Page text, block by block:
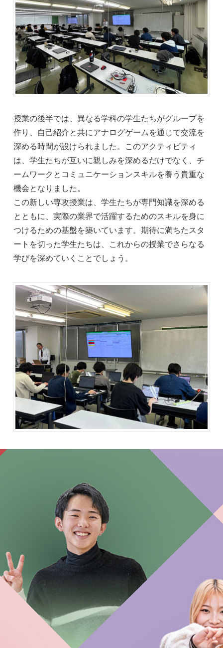
授業の後半では、異なる学科の学生たちがグループを
作り、自己紹介と共にアナログゲームを通じて交流を
深める時間が設けられました。このアクティビティ
は、学生たちが互いに親しみを深めるだけでなく、チ
ームワークとコミュニケーションスキルを養う貴重な
機会となりました。
この新しい専攻授業は、学生たちが専門知識を深める
とともに、実際の業界で活躍するためのスキルを身に
つけるための基盤を築いています。期待に満ちたスタ
ートを切った学生たちは、これからの授業でさらなる
学びを深めていくことでしょう。